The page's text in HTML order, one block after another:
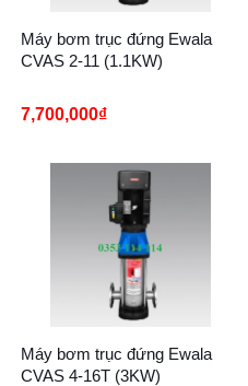
Máy bơm trục đứng Ewala
CVAS 2-11 (1.1KW)
7,700,000₫
Máy bơm trục đứng Ewala
CVAS 4-16T (3KW)